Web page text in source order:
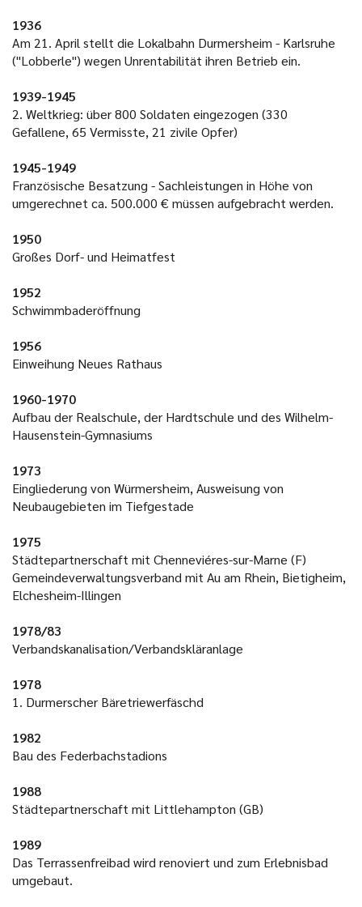
1936
Am 21. April stellt die Lokalbahn Durmersheim - Karlsruhe
("Lobberle") wegen Unrentabilität ihren Betrieb ein.
1939-1945
2. Weltkrieg: über 800 Soldaten eingezogen (330
Gefallene, 65 Vermisste, 21 zivile Opfer)
1945-1949
Französische Besatzung - Sachleistungen in Höhe von
umgerechnet ca. 500.000 € müssen aufgebracht werden.
1950
Großes Dorf- und Heimatfest
1952
Schwimmbaderöffnung
1956
Einweihung Neues Rathaus
1960-1970
Aufbau der Realschule, der Hardtschule und des Wilhelm-
Hausenstein-Gymnasiums
1973
Eingliederung von Würmersheim, Ausweisung von
Neubaugebieten im Tiefgestade
1975
Städtepartnerschaft mit Chenneviéres-sur-Marne (F)
Gemeindeverwaltungsverband mit Au am Rhein, Bietigheim,
Elchesheim-Illingen
1978/83
Verbandskanalisation/Verbandskläranlage
1978
1. Durmerscher Bäretriewerfäschd
1982
Bau des Federbachstadions
1988
Städtepartnerschaft mit Littlehampton (GB)
1989
Das Terrassenfreibad wird renoviert und zum Erlebnisbad
umgebaut.